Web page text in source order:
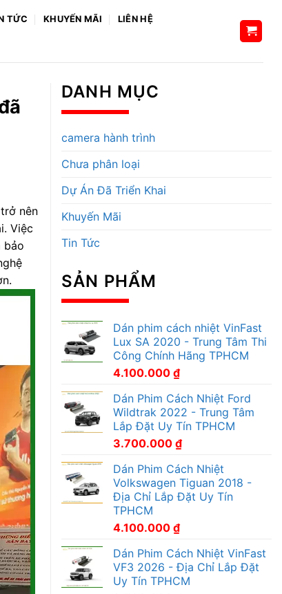
TỨC KHUYẾN MÃI
LIÊN HỆ
nên
Việc
bảo
DANH MỤC
camera hành trình
Chưa phân loại
Dự Án Đã Triển Khai
Khuyến Mãi
Tin Tức
SẢN PHẨM
Dán phim cách nhiệt VinFast
Lux SA 2020 - Trung Tâm Thi
Công Chính Hãng TPHCM
4.100.000 ₫
Dán Phim Cách Nhiệt Ford
Wildtrak 2022 - Trung Tâm
Lắp Đặt Uy Tín TPHCM
3.700.000 ₫
Dán Phim Cách Nhiệt
Volkswagen Tiguan 2018 -
Địa Chỉ Lắp Đặt Uy Tín
TPHCM
4.100.000 ₫
Dán Phim Cách Nhiệt VinFast
VF3 2026 - Địa Chỉ Lắp Đặt
Uy Tín TPHCM